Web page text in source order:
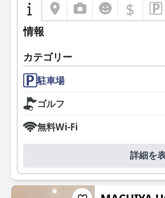
$
情報
カテゴリー
駐車場
ゴルフ
無料Wi-Fi
詳細を